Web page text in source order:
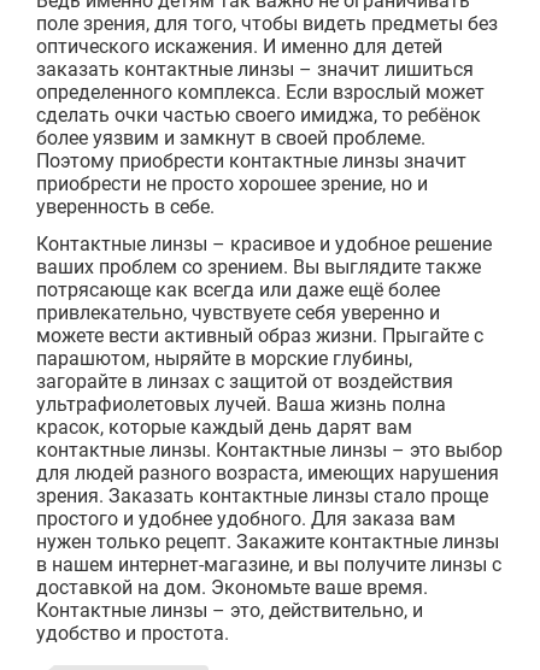
поле зрения, для того, чтобы видеть предметы без
оптического искажения. И именно для детей
заказать контактные линзы – значит лишиться
определенного комплекса. Если взрослый может
сделать очки частью своего имиджа, то ребёнок
более уязвим и замкнут в своей проблеме.
Поэтому приобрести контактные линзы значит
приобрести не просто хорошее зрение, но и
уверенность в себе.
Контактные линзы – красивое и удобное решение
ваших проблем со зрением. Вы выглядите также
потрясающе как всегда или даже ещё более
привлекательно, чувствуете себя уверенно и
можете вести активный образ жизни. Прыгайте с
парашютом, ныряйте в морские глубины,
загорайте в линзах с защитой от воздействия
ультрафиолетовых лучей. Ваша жизнь полна
красок, которые каждый день дарят вам
контактные линзы. Контактные линзы – это выбор
для людей разного возраста, имеющих нарушения
зрения. Заказать контактные линзы стало проще
простого и удобнее удобного. Для заказа вам
нужен только рецепт. Закажите контактные линзы
в нашем интернет-магазине, и вы получите линзы с
доставкой на дом. Экономьте ваше время.
Контактные линзы – это, действительно, и
удобство и простота.